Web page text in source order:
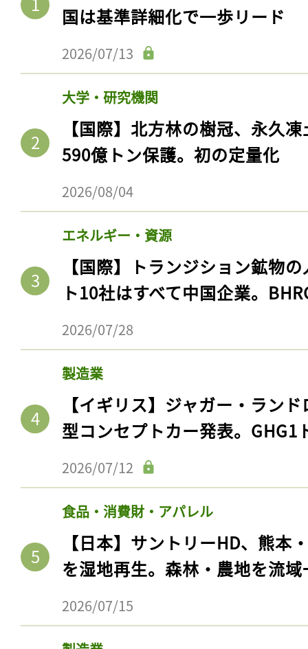
国は基準詳細化で一歩リード
2026/07/13
大学・研究機関
【国際】北方林の樹冠、永久
590億トン保護。初の定量化
2026/08/04
エネルギー・資源
【国際】トランジション鉱物
ト10社はすべて中国企業。
2026/07/28
製造業
【イギリス】ジャガー・ラン
型コンセプトカー発表。GHG1
2026/07/12
食品・消費財・アパレル
【日本】サントリーHD、熊本
を湿地再生。森林・農地を流
2026/07/15